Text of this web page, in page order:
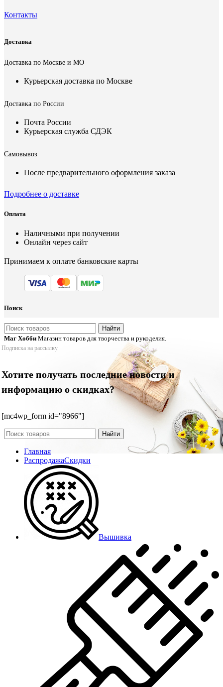
Контакты
Доставка
Доставка по Москве и МО
Курьерская доставка по Москве
Доставка по России
Почта России
Курьерская служба СДЭК
Самовывоз
После предварительного оформления заказа
Подробнее о доставке
Оплата
Наличными при получении
Онлайн через сайт
Принимаем к оплате банковские карты
Поиск
Найти
Маг Хобби Магазин товаров для творчества и рукоделия.
Подписка на рассылку
Хотите получать последние новости и
информацию о скидках?
[mc4wp_form id="8966"]
Найти
Главная
РаспродажаСкидки
Вышивка